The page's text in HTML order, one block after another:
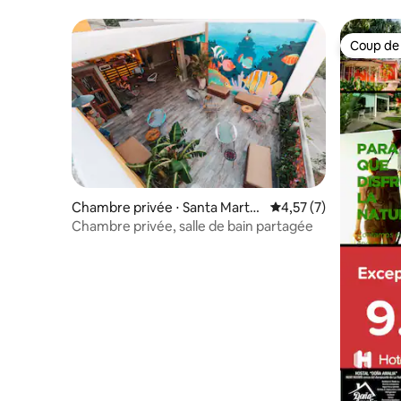
Chambre privée ⋅ Santa Marta
(Distrito Turístico Cultural E His
Évaluation moyenne
4,57 (7)
Chambre privée, salle de bain partagée
Coup
Coup